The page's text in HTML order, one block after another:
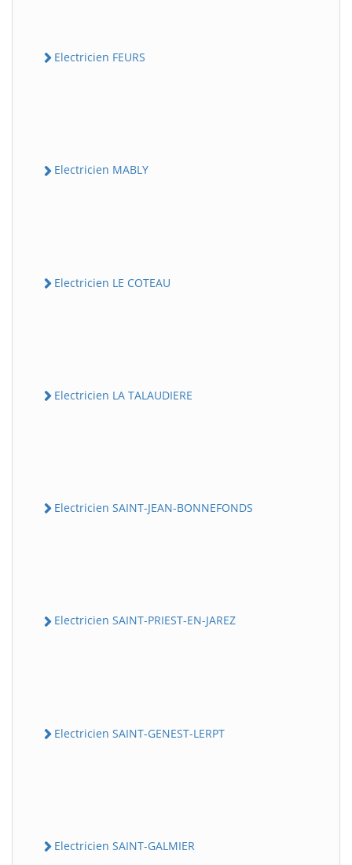
Electricien FEURS
Electricien MABLY
Electricien LE COTEAU
Electricien LA TALAUDIERE
Electricien SAINT-JEAN-BONNEFONDS
Electricien SAINT-PRIEST-EN-JAREZ
Electricien SAINT-GENEST-LERPT
Electricien SAINT-GALMIER